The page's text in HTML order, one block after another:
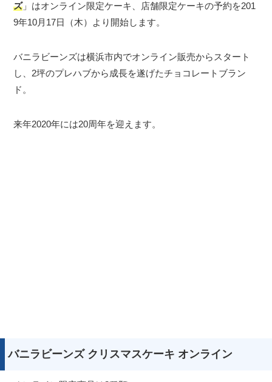
ズ」はオンライン限定ケーキ、店舗限定ケーキの予約を201
9年10月17日（木）より開始します。
バニラビーンズは横浜市内でオンライン販売からスタート
し、2坪のプレハブから成長を遂げたチョコレートブラン
ド。
来年2020年には20周年を迎えます。
バニラビーンズ クリスマスケーキ オンライン